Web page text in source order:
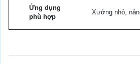
Ứng dụng
phù hợp
Xưởng nhỏ,